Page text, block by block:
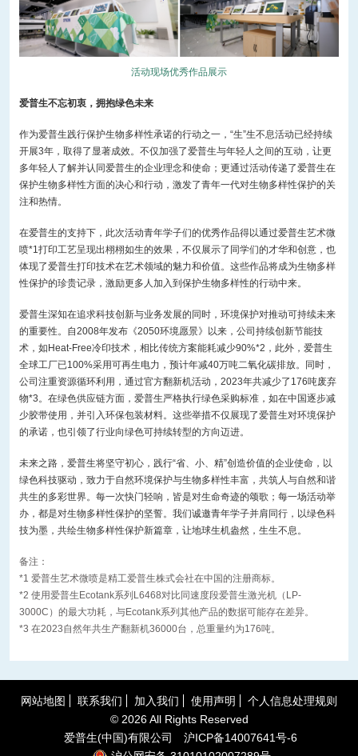
活动现场优秀作品展示
爱普生不忘初衷，拥抱绿色未来
作为爱普生践行保护生物多样性承诺的行动之一，“生”生不息活动已经持续
开展3年，取得了显著成效。不仅加强了爱普生与年轻人之间的互动，让更
多年轻人了解并认同爱普生的企业理念和使命；更通过活动传递了爱普生在
保护生物多样性方面的决心和行动，激发了青年一代对生物多样性保护的关
注和热情。
在爱普生的支持下，此次活动青年学子们的优秀作品得以通过爱普生艺术微
喷*1打印工艺呈现出栩栩如生的效果，不仅展示了同学们的才华和创意，也
体现了爱普生打印技术在艺术领域的魅力和价值。这些作品将成为生物多样
性保护的珍贵记录，激励更多人加入到保护生物多样性的行动中来。
爱普生深知在追求科技创新与业务发展的同时，环境保护对推动可持续未来
的重要性。自2008年发布《2050环境愿景》以来，公司持续创新节能技
术，如Heat-Free冷印技术，相比传统方案能耗减少90%*2，此外，爱普生
全球工厂已100%采用可再生电力，预计年减40万吨二氧化碳排放。同时，
公司注重资源循环利用，通过官方翻新机活动，2023年共减少了176吨废弃
物*3。在绿色供应链方面，爱普生严格执行绿色采购标准，如在中国逐步减
少胶带使用，并引入环保包装材料。这些举措不仅展现了爱普生对环境保护
的承诺，也引领了行业向绿色可持续转型的方向迈进。
未来之路，爱普生将坚守初心，践行“省、小、精”创造价值的企业使命，以
绿色科技驱动，致力于自然环境保护与生物多样性丰富，共筑人与自然和谐
共生的多彩世界。每一次快门轻响，皆是对生命奇迹的颂歌；每一场活动举
办，都是对生物多样性保护的坚誓。我们诚邀青年学子并肩同行，以绿色科
技为墨，共绘生物多样性保护新篇章，让地球生机盎然，生生不息。
备注：
*1 爱普生艺术微喷是精工爱普生株式会社在中国的注册商标。
*2 使用爱普生Ecotank系列L6468对比同速度段爱普生激光机（LP-
3000C）的最大功耗，与Ecotank系列其他产品的数据可能存在差异。
*3 在2023自然年共生产翻新机36000台，总重量约为176吨。
网站地图 联系我们 加入我们 使用声明
个人信息处理规则
© 2026 All Rights Reserved
爱普生(中国)有限公司
沪ICP备14007641号-6